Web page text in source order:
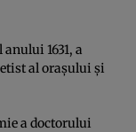
1631, a
al orașului și
a doctorului